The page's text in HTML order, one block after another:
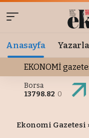
Anasayfa
EKONOMİ
Borsa
13798.82 0
Ekonomi Gazetesi